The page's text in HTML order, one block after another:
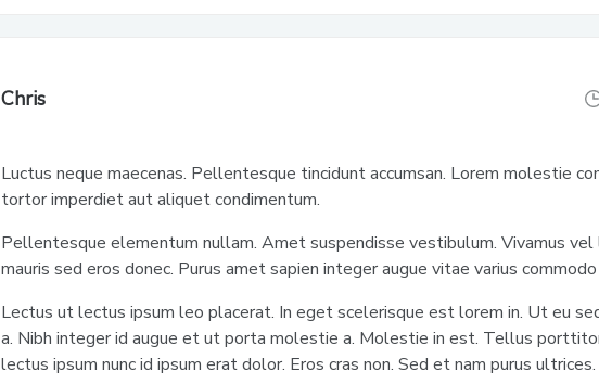
Chris
Luctus neque maecenas. Pellentesque tincidunt accumsan. Lorem molestie
tortor imperdiet aut aliquet condimentum.
Pellentesque elementum nullam. Amet suspendisse vestibulum. Vivamus vel
mauris sed eros donec. Purus amet sapien integer augue vitae varius
Lectus ut lectus ipsum leo placerat. In eget scelerisque est lorem in. Ut eu
a. Nibh integer id augue et ut porta molestie a. Molestie in est. Tellus
lectus ipsum nunc id ipsum erat dolor. Eros cras non. Sed et nam purus ultrices.